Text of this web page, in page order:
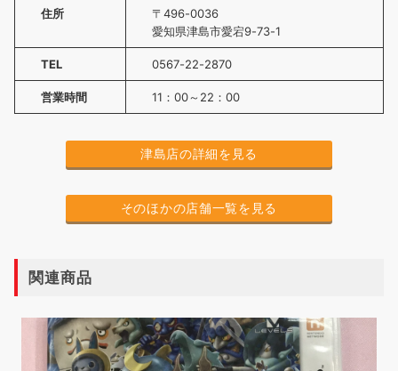
住所
〒496-0036
愛知県津島市愛宕9-73-1
TEL 0567-22-2870
営業時間 11：00～22：00
津島店の詳細を見る
そのほかの店舗一覧を見る
関連商品